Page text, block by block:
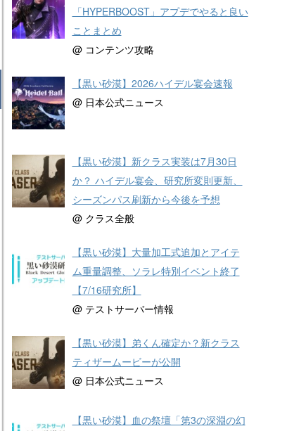
「HYPERBOOST」アプデでやると良い
ことまとめ
@ コンテンツ攻略
【黒い砂漠】2026ハイデル宴会速報
@ 日本公式ニュース
【黒い砂漠】新クラス実装は7月30日
か？ ハイデル宴会、研究所変則更新、
シーズンパス刷新から今後を予想
@ クラス全般
【黒い砂漠】大量加工式追加とアイテ
ム重量調整、ソラレ特別イベント終了
【7/16研究所】
@ テストサーバー情報
【黒い砂漠】弟くん確定か？新クラス
ティザームービーが公開
@ 日本公式ニュース
【黒い砂漠】血の祭壇「第3の深淵の幻